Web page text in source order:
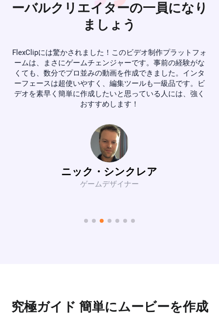
ーバルクリエイターの一員になり
ましょう
もし動画制作の質を向上させたいのであれば、FlexClipは素
晴らしい選択肢です。FlexClipには、ビデオ編集をサポート
する多数の有用なツールがあります。私が特に気に入った
のはテンプレートで、わずか数秒でビデオのイントロやア
ウトロを作成するのに理想的です。
ルカ・B
YouTuber
究極ガイド 簡単にムービーを作成